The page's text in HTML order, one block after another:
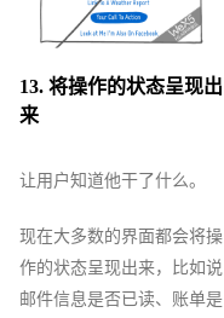
13. 将操作的状态呈现出
来
让用户知道他干了什么。
现在大多数的界面都会将操
作的状态呈现出来，比如说
邮件信息是否已读、账单是